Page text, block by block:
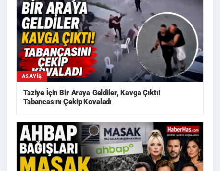
ASAYIŞ
Taziye İçin Bir Araya Geldiler, Kavga Çıktı!
Tabancasını Çekip Kovaladı